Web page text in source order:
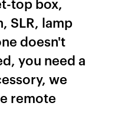
SLR, lamp
doesn't
you need a
we
remote